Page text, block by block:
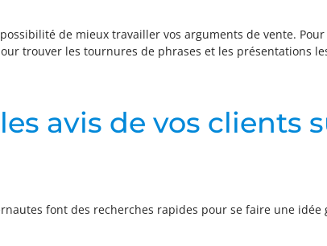
de mieux travailler vos arguments de vente.
trouver les tournures de phrases et les présentations
avis de vos clients
font des recherches rapides pour se faire une idée